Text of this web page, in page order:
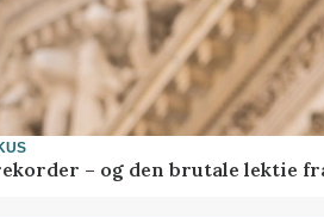
– og den brutale lektie